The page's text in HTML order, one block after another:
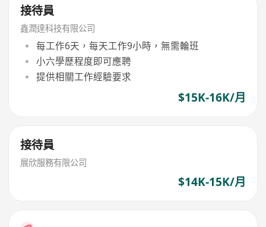
接待員
鑫潤達科技有限公司
每工作6天，每天工作9小時，無需輪班
小六學歷程度即可應聘
提供相關工作經驗要求
$15K-16K/月
接待員
展欣服務有限公司
$14K-15K/月